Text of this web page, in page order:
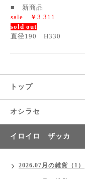
■ 新商品
sale ￥3.311
sold out
直径190 H330
トップ
オシラセ
イロイロ ザッカ
2026.07月の雑貨（1）